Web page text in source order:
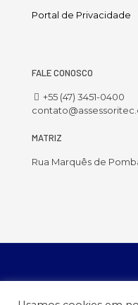
Portal de Privacidade
FALE CONOSCO
+55 (47) 3451-0400
MATRIZ
Rua Marquês de
A Assessoritec -